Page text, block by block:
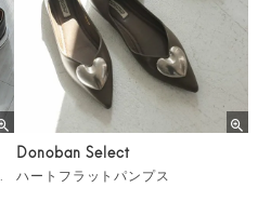
Donoban Select
ハートフラットパンプス